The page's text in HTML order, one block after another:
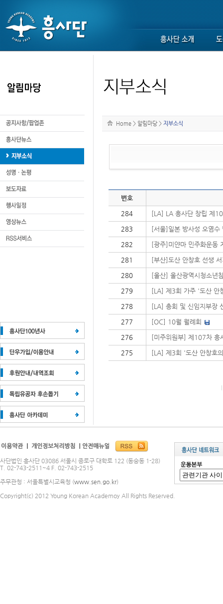
Home > 알림마당 > 지부소식
번호
284 [LA] LA 흥사단 창립 제
283 [서울]일본 방사성 오염수
282 [광주]미얀마 민주화운동
281 [부산]도산 안창호 선생
280 [울산] 울산광역시청소년
279 [LA] 제3회 가주 '도산 안
278 [LA] 총회 및 신임지부장
277 [OC] 10월 월례회
276 [미주위원부] 제107차 흥
275 [LA] 제3회 '도산 안창호
사단법인 흥사단 03086 서울시 종로구 대학로 122 (동숭동 1-28)
T. 02-743-2511~4 F. 02-743-2515
주무관청 : 서울특별시교육청 (www.sen.go.kr)
Copyright(c) 2012 Young Korean Academoy All Rights Reserved.